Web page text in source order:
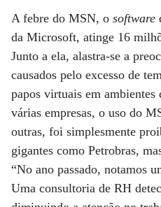
A febre do MSN, o software
da Microsoft, atinge 16
Junto a ela, alastra-se a
causados pelo excesso de
papos virtuais em ambientes
várias empresas, o uso do
outras, foi simplesmente
gigantes como Petrobras,
“No ano passado, notamos
Uma consultoria de RH